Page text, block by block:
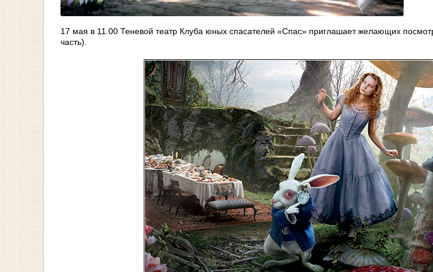
17 мая в 11.00 Теневой театр Клуба юных спасателей «Спас» приглашает желающих
часть).